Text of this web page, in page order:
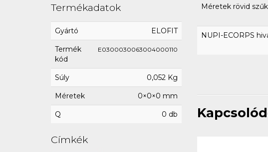
Méretek rövid
NUPI-ECORPS
Termékadatok
Gyártó ELOFIT
Termék
kód
E0300030063004000110
Súly 0,052 Kg
Méretek 0×0×0 mm
Q 0 db
Címkék